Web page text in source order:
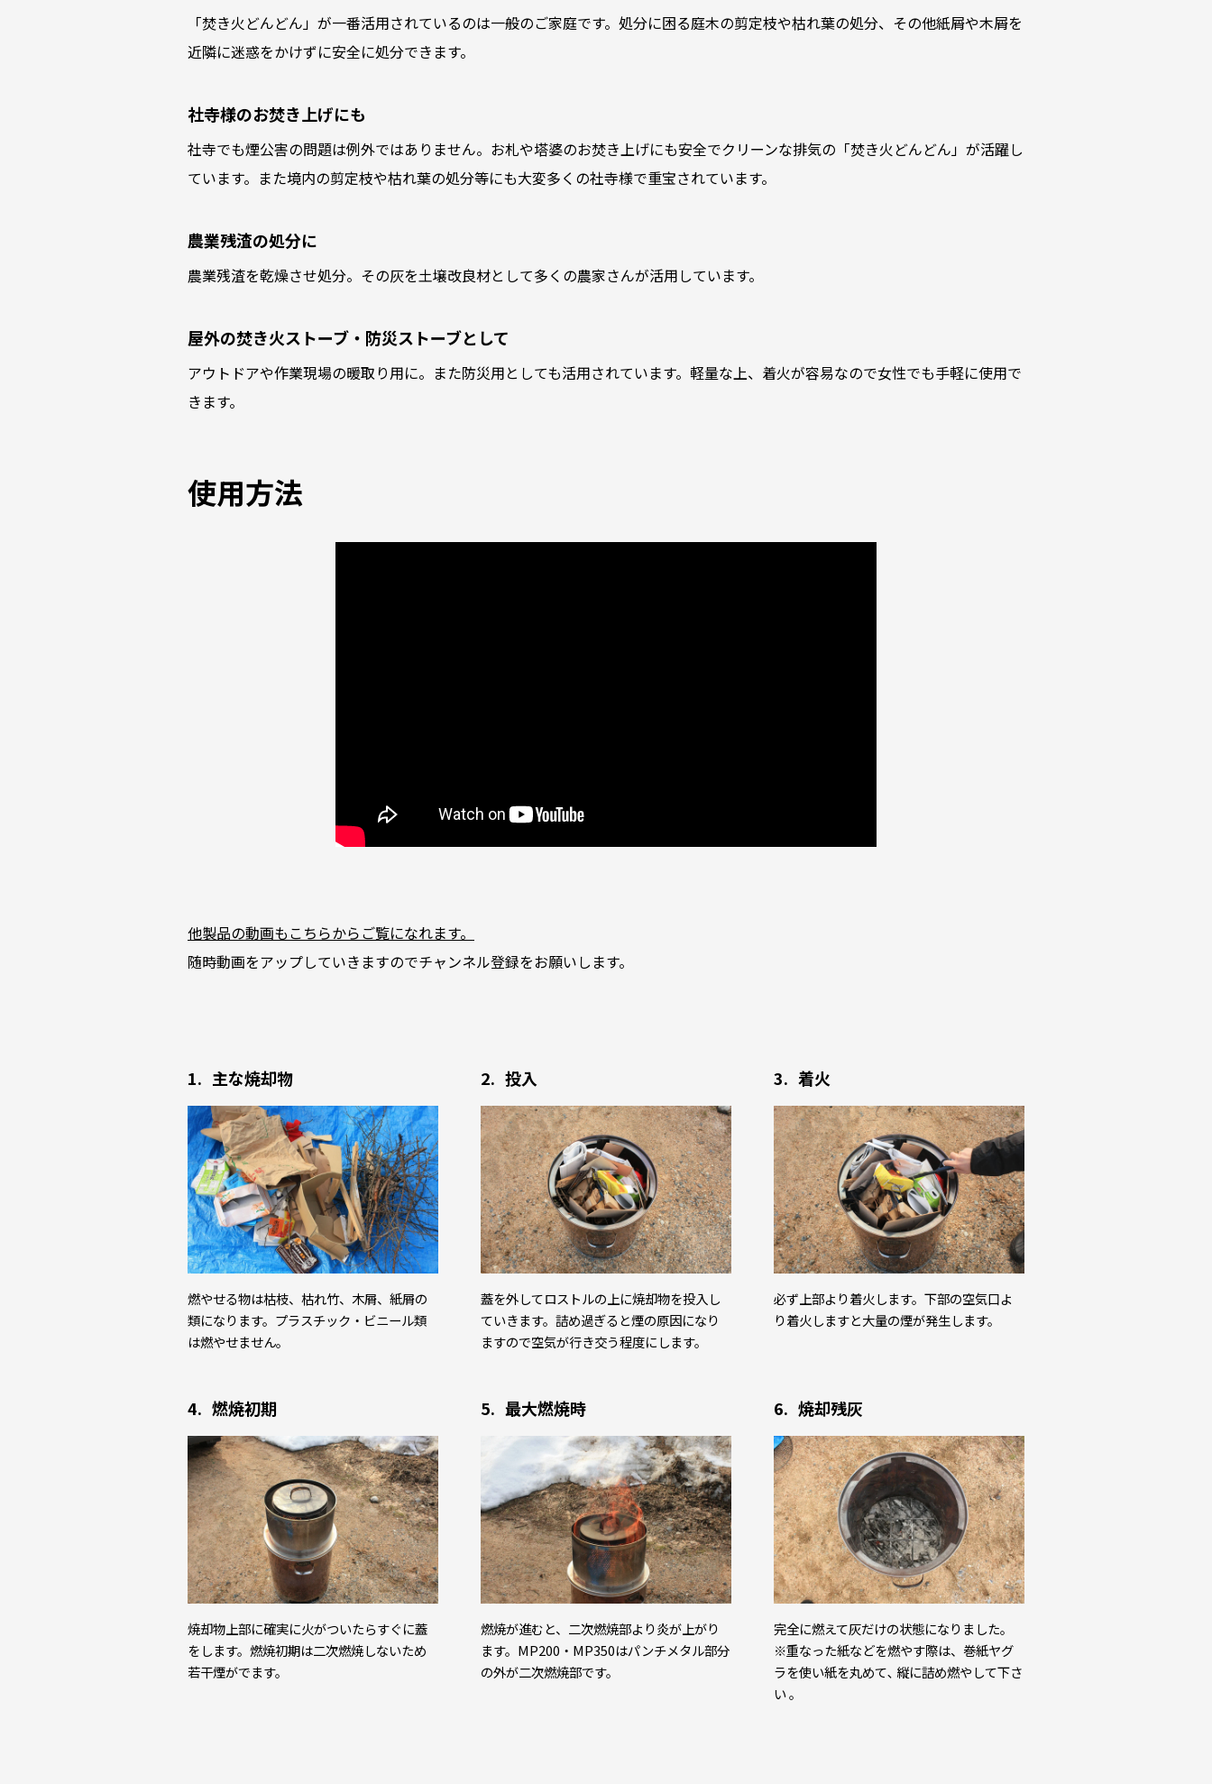
「焚き火どんどん」が一番活用されているのは一般のご家庭です。処分に困る庭木の剪定枝や枯れ葉の処分、その他紙屑や木屑を
近隣に迷惑をかけずに安全に処分できます。
社寺様のお焚き上げにも
社寺でも煙公害の問題は例外ではありません。お札や塔婆のお焚き上げにも安全でクリーンな排気の「焚き火どんどん」が活躍し
ています。また境内の剪定枝や枯れ葉の処分等にも大変多くの社寺様で重宝されています。
農業残渣の処分に
農業残渣を乾燥させ処分。その灰を⼟壌改良材として多くの農家さんが活用しています。
屋外の焚き火ストーブ・防災ストーブとして
アウトドアや作業現場の暖取り用に。また防災用としても活用されています。軽量な上、着火が容易なので⼥性でも手軽に使用で
きます。
使用方法
他製品の動画もこちらからご覧になれます。
随時動画をアップしていきますのでチャンネル登録をお願いします。
主な焼却物
燃やせる物は枯枝、枯れ竹、木屑、紙屑の
類になります。プラスチック・ビニール類
は燃やせません。
投入
蓋を外してロストルの上に焼却物を投入し
ていきます。詰め過ぎると煙の原因になり
ますので空気が⾏き交う程度にします。
着火
必ず上部より着火します。下部の空気口よ
り着火しますと大量の煙が発⽣します。
燃焼初期
焼却物上部に確実に火がついたらすぐに蓋
をします。燃焼初期は二次燃焼しないため
若⼲煙がでます。
最大燃焼時
燃焼が進むと、二次燃焼部より炎が上がり
ます。MP200・MP350はパンチメタル部分
の外が二次燃焼部です。
焼却残灰
完全に燃えて灰だけの状態になりました。
※重なった紙などを燃やす際は、巻紙ヤグ
ラを使い紙を丸めて､ 縦に詰め燃やして下さ
い 。